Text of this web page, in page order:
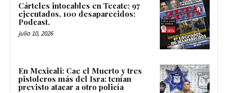
Cárteles intocables en Tecate: 97
ejecutados, 100 desaparecidos:
Podcast.
julio 10, 2026
En Mexicali: Cae el Muerto y tres
pistoleros más del Isra; tenían
previsto atacar a otro policía